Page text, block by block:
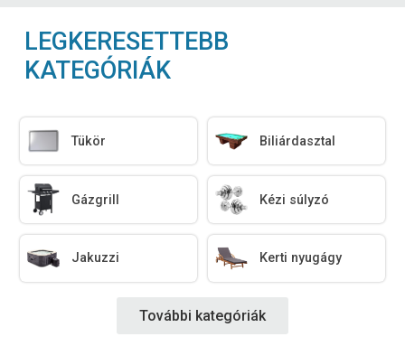
LEGKERESETTEBB
KATEGÓRIÁK
Tükör Biliárdasztal
Gázgrill Kézi súlyzó
Jakuzzi Kerti nyugágy
További kategóriák